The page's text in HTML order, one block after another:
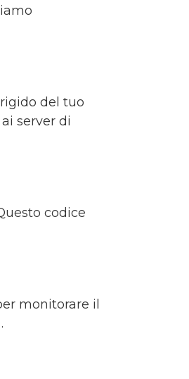
del tuo
server di
codice
monitorare il